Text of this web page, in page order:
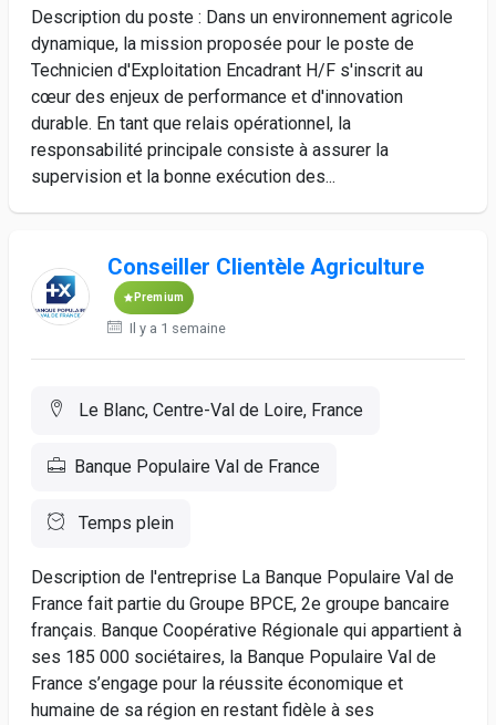
Description du poste : Dans un environnement agricole
dynamique, la mission proposée pour le poste de
Technicien d'Exploitation Encadrant H/F s'inscrit au
cœur des enjeux de performance et d'innovation
durable. En tant que relais opérationnel, la
responsabilité principale consiste à assurer la
supervision et la bonne exécution des...
Conseiller Clientèle Agriculture
Premium
Il y a 1 semaine
Le Blanc, Centre-Val de Loire, France
Banque Populaire Val de France
Temps plein
Description de l'entreprise La Banque Populaire Val de
France fait partie du Groupe BPCE, 2e groupe bancaire
français. Banque Coopérative Régionale qui appartient à
ses 185 000 sociétaires, la Banque Populaire Val de
France s’engage pour la réussite économique et
humaine de sa région en restant fidèle à ses